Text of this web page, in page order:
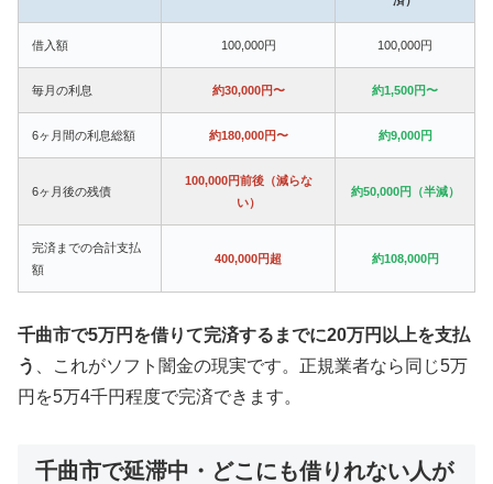
借入額 100,000円 100,000円
毎月の利息 約30,000円〜 約1,500円〜
6ヶ月間の利息総額 約180,000円〜 約9,000円
6ヶ月後の残債
100,000円前後（減らな
い）
約50,000円（半減）
完済までの合計支払
額
400,000円超 約108,000円
千曲市で5万円を借りて完済するまでに20万円以上を支払
う
、これがソフト闇金の現実です。正規業者なら同じ5万
円を5万4千円程度で完済できます。
千曲市で延滞中・どこにも借りれない人が